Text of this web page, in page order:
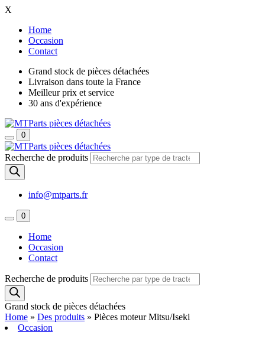
X
Home
Occasion
Contact
Grand stock de pièces détachées
Livraison dans toute la France
Meilleur prix et service
30 ans d'expérience
0
Recherche de produits
info@mtparts.fr
0
Home
Occasion
Contact
Recherche de produits
Grand stock de pièces détachées
Home » Des produits » Pièces moteur Mitsu/Iseki
Occasion